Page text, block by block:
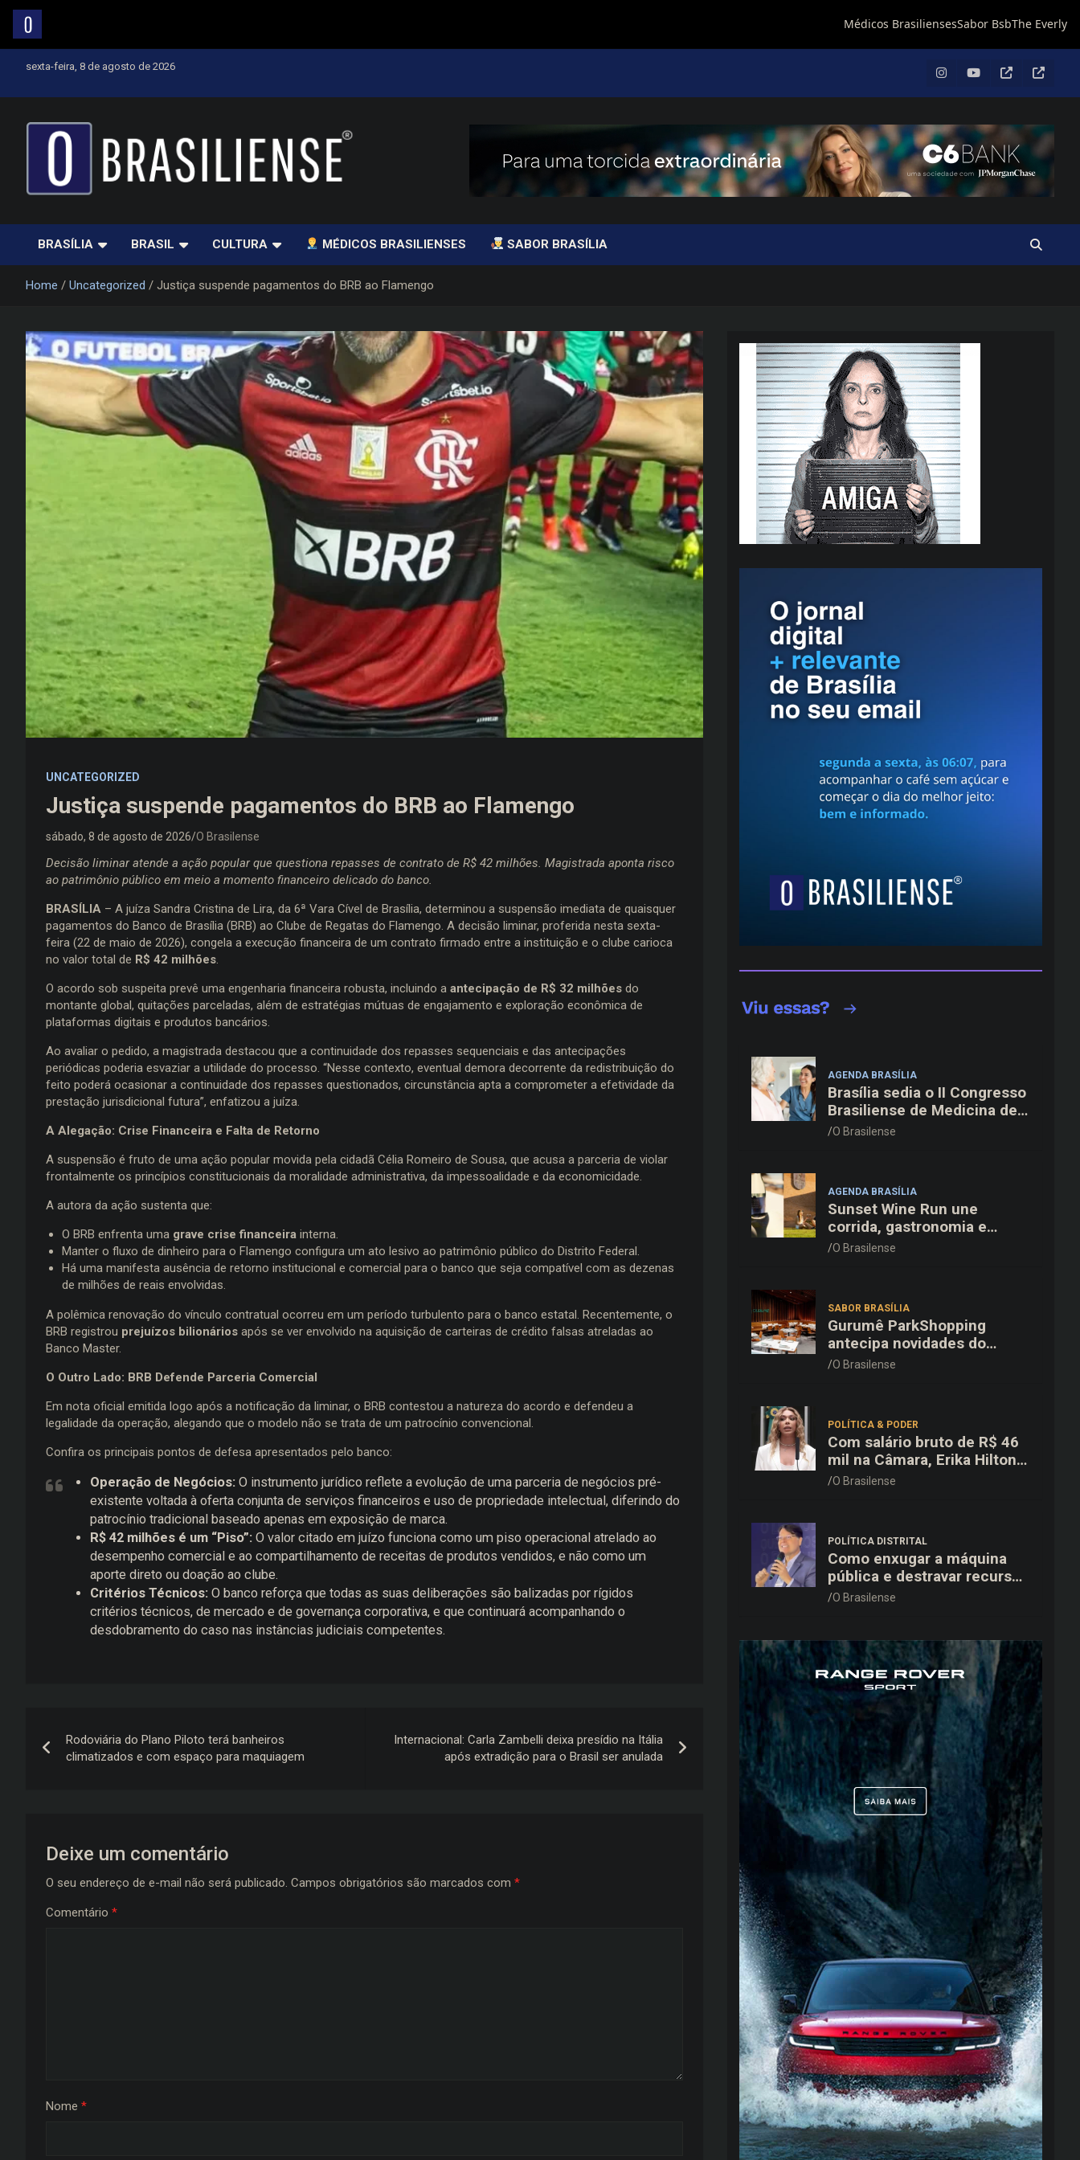
sexta-feira, 8 de agosto de 2026
BRASÍLIA BRASIL CULTURA MÉDICOS BRASILIENSES SABOR BRASÍLIA
Home Uncategorized Justiça suspende pagamentos do BRB ao Flamengo
UNCATEGORIZED
Justiça suspende pagamentos do BRB ao Flamengo
sábado, 8 de agosto de 2026 O Brasilense
Decisão liminar atende a ação popular que questiona repasses de contrato de R$ 42 milhões. Magistrada aponta risco
ao patrimônio público em meio a momento financeiro delicado do banco.
BRASÍLIA – A juíza Sandra Cristina de Lira, da 6ª Vara Cível de Brasília, determinou a suspensão imediata de quaisquer
pagamentos do Banco de Brasília (BRB) ao Clube de Regatas do Flamengo. A decisão liminar, proferida nesta sexta-
feira (22 de maio de 2026), congela a execução financeira de um contrato firmado entre a instituição e o clube carioca
no valor total de R$ 42 milhões
O acordo sob suspeita prevê uma engenharia financeira robusta, incluindo a antecipação de R$ 32 milhões do
montante global, quitações parceladas, além de estratégias mútuas de engajamento e exploração econômica de
plataformas digitais e produtos bancários.
Ao avaliar o pedido, a magistrada destacou que a continuidade dos repasses sequenciais e das antecipações
periódicas poderia esvaziar a utilidade do processo. “Nesse contexto, eventual demora decorrente da redistribuição do
feito poderá ocasionar a continuidade dos repasses questionados, circunstância apta a comprometer a efetividade da
prestação jurisdicional futura”, enfatizou a juíza.
A Alegação: Crise Financeira e Falta de Retorno
A suspensão é fruto de uma ação popular movida pela cidadã Célia Romeiro de Sousa, que acusa a parceria de violar
frontalmente os princípios constitucionais da moralidade administrativa, da impessoalidade e da economicidade.
A autora da ação sustenta que:
O BRB enfrenta uma grave crise financeira interna.
Manter o fluxo de dinheiro para o Flamengo configura um ato lesivo ao patrimônio público do Distrito Federal.
Há uma manifesta ausência de retorno institucional e comercial para o banco que seja compatível com as dezenas
de milhões de reais envolvidas.
A polêmica renovação do vínculo contratual ocorreu em um período turbulento para o banco estatal. Recentemente, o
BRB registrou prejuízos bilionários após se ver envolvido na aquisição de carteiras de crédito falsas atreladas ao
Banco Master.
O Outro Lado: BRB Defende Parceria Comercial
Em nota oficial emitida logo após a notificação da liminar, o BRB contestou a natureza do acordo e defendeu a
legalidade da operação, alegando que o modelo não se trata de um patrocínio convencional.
Confira os principais pontos de defesa apresentados pelo banco:
Operação de Negócios: O instrumento jurídico reflete a evolução de uma parceria de negócios pré-
existente voltada à oferta conjunta de serviços financeiros e uso de propriedade intelectual, diferindo do
patrocínio tradicional baseado apenas em exposição de marca.
R$ 42 milhões é um “Piso”: O valor citado em juízo funciona como um piso operacional atrelado ao
desempenho comercial e ao compartilhamento de receitas de produtos vendidos, e não como um
aporte direto ou doação ao clube.
Critérios Técnicos: O banco reforça que todas as suas deliberações são balizadas por rígidos
critérios técnicos, de mercado e de governança corporativa, e que continuará acompanhando o
desdobramento do caso nas instâncias judiciais competentes.
de
Rodoviária do Plano Piloto terá banheiros
climatizados e com espaço para maquiagem
Internacional: Carla Zambelli deixa presídio na Itália
após extradição para o Brasil ser anulada
Deixe um comentário
O seu endereço de e-mail não será publicado. Campos obrigatórios são marcados com *
Comentário *
Nome *
AGENDA BRASÍLIA
Brasília sedia o II Congresso
Brasiliense de Medicina de
Família e Comunidade na
O Brasilense
AGENDA BRASÍLIA
Sunset Wine Run une
corrida, gastronomia e
enoturismo na Vinícola
O Brasilense
SABOR BRASÍLIA
Gurumê ParkShopping
antecipa novidades do
cardápio e oferece 25% de
O Brasilense
POLÍTICA & PODER
Com salário bruto de R$ 46
mil na Câmara, Erika Hilton
declara patrimônio de R$
O Brasilense
POLÍTICA DISTRITAL
Como enxugar a máquina
pública e destravar recursos
para a saúde e educação no
O Brasilense